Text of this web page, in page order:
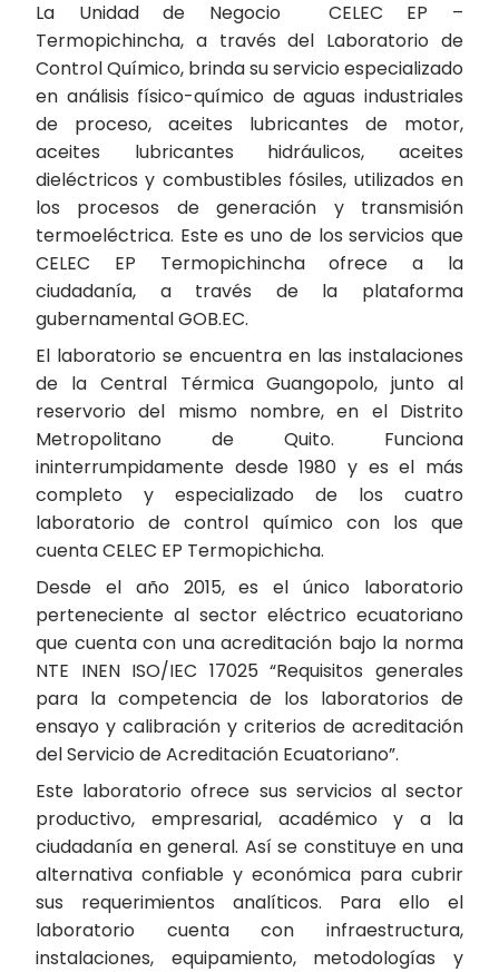
La Unidad de Negocio CELEC EP –
Termopichincha, a través del Laboratorio de
Control Químico, brinda su servicio especializado
en análisis físico-químico de aguas industriales
de proceso, aceites lubricantes de motor,
aceites lubricantes hidráulicos, aceites
dieléctricos y combustibles fósiles, utilizados en
los procesos de generación y transmisión
termoeléctrica. Este es uno de los servicios que
CELEC EP Termopichincha ofrece a la
ciudadanía, a través de la plataforma
gubernamental GOB.EC.
El laboratorio se encuentra en las instalaciones
de la Central Térmica Guangopolo, junto al
reservorio del mismo nombre, en el Distrito
Metropolitano de Quito. Funciona
ininterrumpidamente desde 1980 y es el más
completo y especializado de los cuatro
laboratorio de control químico con los que
cuenta CELEC EP Termopichicha.
Desde el año 2015, es el único laboratorio
perteneciente al sector eléctrico ecuatoriano
que cuenta con una acreditación bajo la norma
NTE INEN ISO/IEC 17025 “Requisitos generales
para la competencia de los laboratorios de
ensayo y calibración y criterios de acreditación
del Servicio de Acreditación Ecuatoriano”.
Este laboratorio ofrece sus servicios al sector
productivo, empresarial, académico y a la
ciudadanía en general. Así se constituye en una
alternativa confiable y económica para cubrir
sus requerimientos analíticos. Para ello el
laboratorio cuenta con infraestructura,
instalaciones, equipamiento, metodologías y